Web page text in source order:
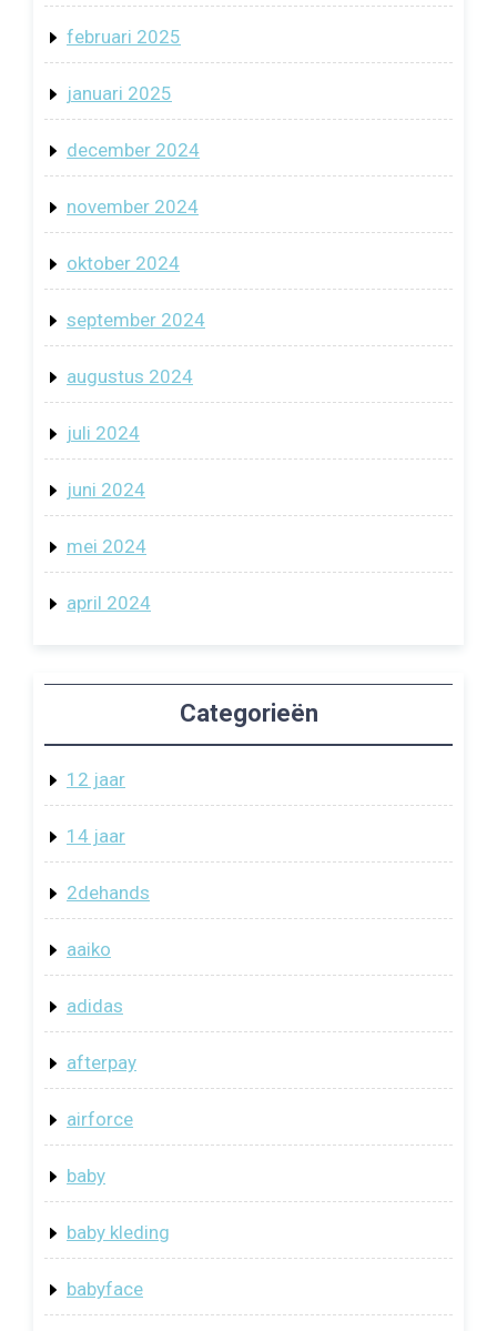
februari 2025
januari 2025
december 2024
november 2024
oktober 2024
september 2024
augustus 2024
juli 2024
juni 2024
mei 2024
april 2024
Categorieën
12 jaar
14 jaar
2dehands
aaiko
adidas
afterpay
airforce
baby
baby kleding
babyface